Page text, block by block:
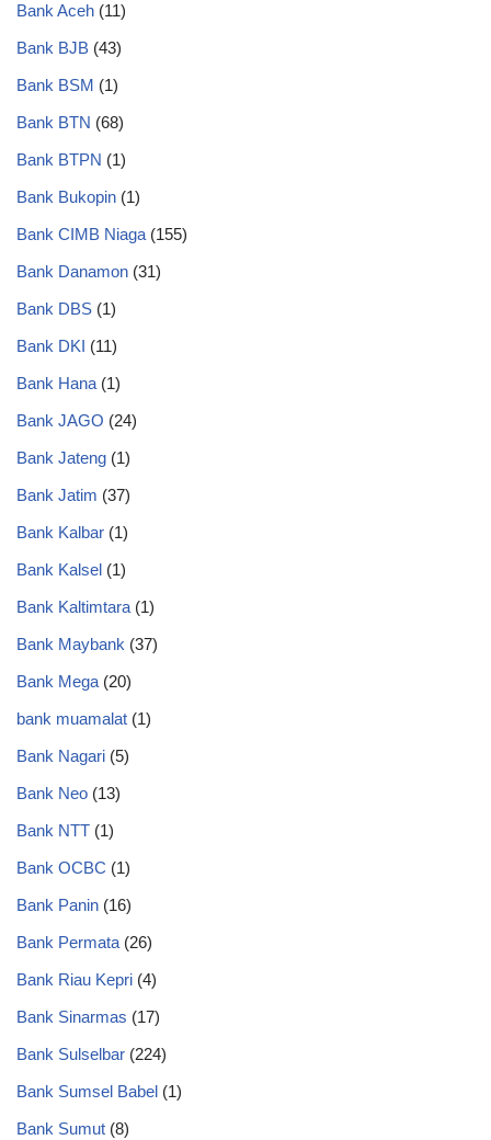
Bank Aceh (11)
Bank BJB (43)
Bank BSM (1)
Bank BTN (68)
Bank BTPN (1)
Bank Bukopin (1)
Bank CIMB Niaga (155)
Bank Danamon (31)
Bank DBS (1)
Bank DKI (11)
Bank Hana (1)
Bank JAGO (24)
Bank Jateng (1)
Bank Jatim (37)
Bank Kalbar (1)
Bank Kalsel (1)
Bank Kaltimtara (1)
Bank Maybank (37)
Bank Mega (20)
bank muamalat (1)
Bank Nagari (5)
Bank Neo (13)
Bank NTT (1)
Bank OCBC (1)
Bank Panin (16)
Bank Permata (26)
Bank Riau Kepri (4)
Bank Sinarmas (17)
Bank Sulselbar (224)
Bank Sumsel Babel (1)
Bank Sumut (8)